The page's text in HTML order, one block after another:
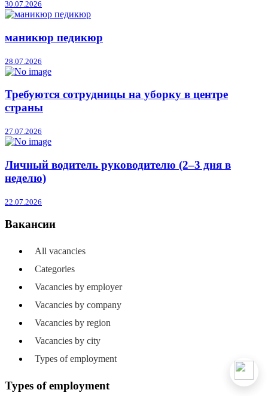
30.07.2026
маникюр педикюр
28.07.2026
Требуются сотрудницы на уборку в центре
страны
27.07.2026
Личный водитель руководителю (2–3 дня в
неделю)
22.07.2026
Вакансии
All vacancies
Categories
Vacancies by employer
Vacancies by company
Vacancies by region
Vacancies by city
Types of employment
Types of employment